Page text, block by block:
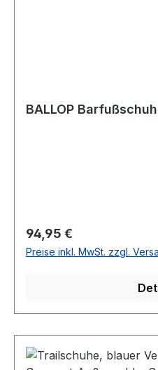
BALLOP
Regulärer Preis:
94,95 €
Preise inkl. MwSt. zzgl.